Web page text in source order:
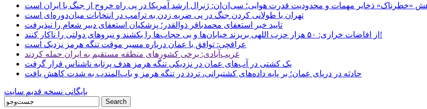
«خطرناک» ذخایر مهمات و محدودیت قدرت هوایی؛ سی‌ان‌ان: ژنرال ارشد آمریکا در پی راه خروج از جنگ با ایران است
تهران با طولانی کردن جنگ در پی ضربه زدن به ترامپ در انتخابات میان‌دوره‌ای است
تایید خبر استعفای محمدباقر ذوالقدر؛ پزشکیان استعفای دبیر شعام را نپذیرفت
از افاضات خرازی: ۵۰ هزار حزب اللهی بریزند خیابان‌ها و بی حجاب‌ها را بکشند و نیرو‌های دولتی را ناکار کنند!
عراقچی: توافق با عمان درباره مسیر موقت تنگه هرمز نزدیک است
غریب‌آبادی: برخی کشورهای منطقه مستقیم به ایران حمله کردند
یک کشتی در آب‌های عمان در نزدیکی تنگه هرمز هدف پرتابه ناشناس قرار گرفت
حادثه در دریای عمان؛ بر پایه داده‌های کشتیرانی، تردد در تنگه هرمز و باب‌المندب به شدت کاهش یافت
بایگانی نسخه قدیم سایت